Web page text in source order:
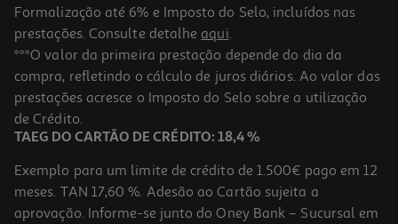
Livro Max Fichas De Avaliação 3º Ano
10.71 €/un
11,90 € PVP de editor
10,71 €
Formalização até 6% e Imposto do Selo, incluídos nas
prestações. Consulte detalhe aqui.
***O valor da primeira prestação depende do dia da
compra, refletindo o cálculo de juros diários. Ao valor das
prestações acresce o Imposto do Selo sobre a utilização
de Crédito.
TAEG DO CARTÃO DE CRÉDITO: 18,4 %
Exemplo para um limite de crédito de 1.500€ pago em 12
meses. TAN 17,60 %. Adesão ao Cartão sujeita a
aprovação. Informe-se junto do Oney Bank – Sucursal em